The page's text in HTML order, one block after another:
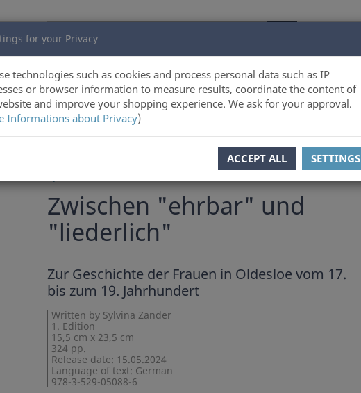
for your Privacy
technologies such as cookies and process personal data such as IP
or browser information to measure results, coordinate the content of
and improve your shopping experience. We ask for your approval.
Informations about Privacy)
ACCEPT ALL SETTINGS
Product 29 of 72
Zwischen "ehrbar" und
"liederlich"
Zur Geschichte der Frauen in Oldesloe vom 17.
bis zum 19. Jahrhundert
Written by Sylvina Zander
1. Edition
15,5 cm x 23,5 cm
324 pp.
Release date: 15.05.2024
Language of text: German
978-3-529-05088-6